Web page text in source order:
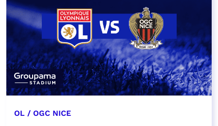
OL / OGC NICE